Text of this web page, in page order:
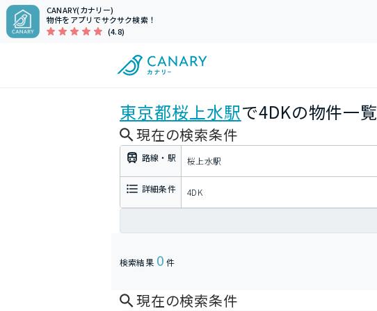
CANARY(カナリー)
物件をアプリでサクサク検索！
(4.8)
東京都桜上水駅で4DKの物件一覧
現在の検索条件
路線・駅 桜上水駅
詳細条件 4DK
検索結果 0 件
現在の検索条件